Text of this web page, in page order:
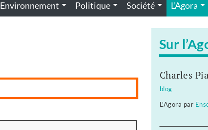
Environnement Politique Société L’Agora
Sur
Charles
blog
L'Agora par